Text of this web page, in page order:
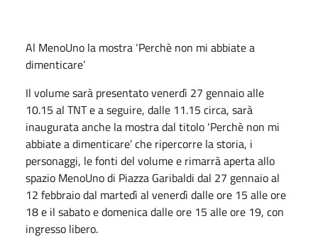
Al MenoUno la mostra ‘Perchè non mi abbiate a
dimenticare’
Il volume sarà presentato venerdì 27 gennaio alle
10.15 al TNT e a seguire, dalle 11.15 circa, sarà
inaugurata anche la mostra dal titolo ‘Perchè non mi
abbiate a dimenticare’ che ripercorre la storia, i
personaggi, le fonti del volume e rimarrà aperta allo
spazio MenoUno di Piazza Garibaldi dal 27 gennaio al
12 febbraio dal martedì al venerdì dalle ore 15 alle ore
18 e il sabato e domenica dalle ore 15 alle ore 19, con
ingresso libero.